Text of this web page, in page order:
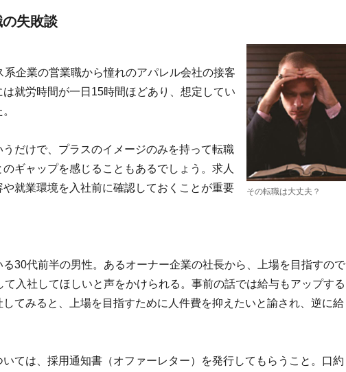
失敗談
その転職は大丈夫？
企業の営業職から憧れのアパレル会社の接客
就労時間が一日15時間ほどあり、想定してい
だけで、プラスのイメージのみを持って転職
ギャップを感じることもあるでしょう。求人
就業環境を入社前に確認しておくことが重要
30代前半の男性。あるオーナー企業の社長から、上場を目指すので
入社してほしいと声をかけられる。事前の話では給与もアップする
てみると、上場を目指すために人件費を抑えたいと諭され、逆に給
ては、採用通知書（オファーレター）を発行してもらうこと。口約